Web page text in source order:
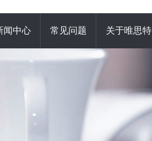
闻中心 常见问题 关于唯思特